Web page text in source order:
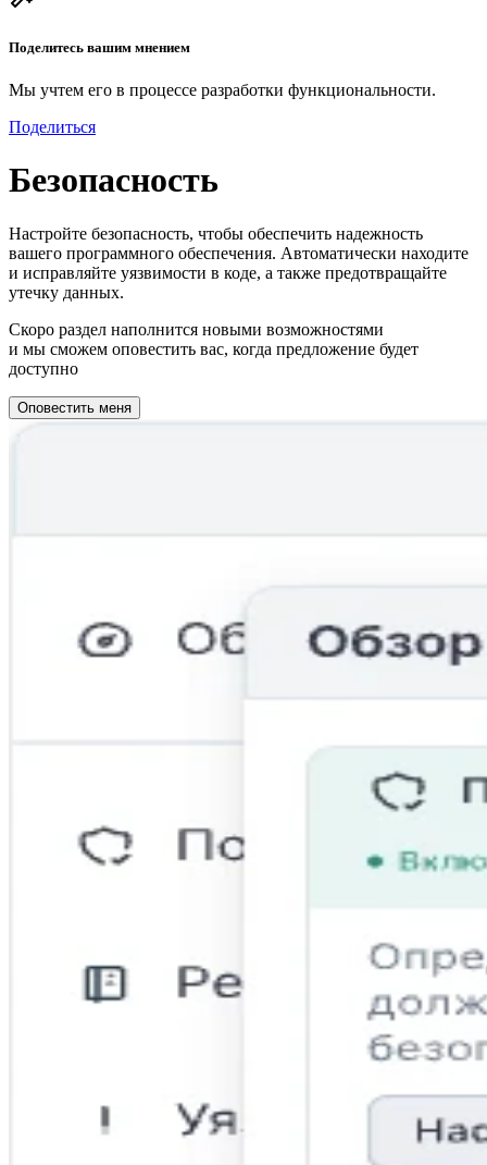
Поделитесь вашим мнением
Мы учтем его в процессе разработки функциональности.
Поделиться
Безопасность
Настройте безопасность, чтобы обеспечить надежность
вашего программного обеспечения. Автоматически находите
и исправляйте уязвимости в коде, а также предотвращайте
утечку данных.
Скоро раздел наполнится новыми возможностями
и мы сможем оповестить вас, когда предложение будет
доступно
Оповестить меня